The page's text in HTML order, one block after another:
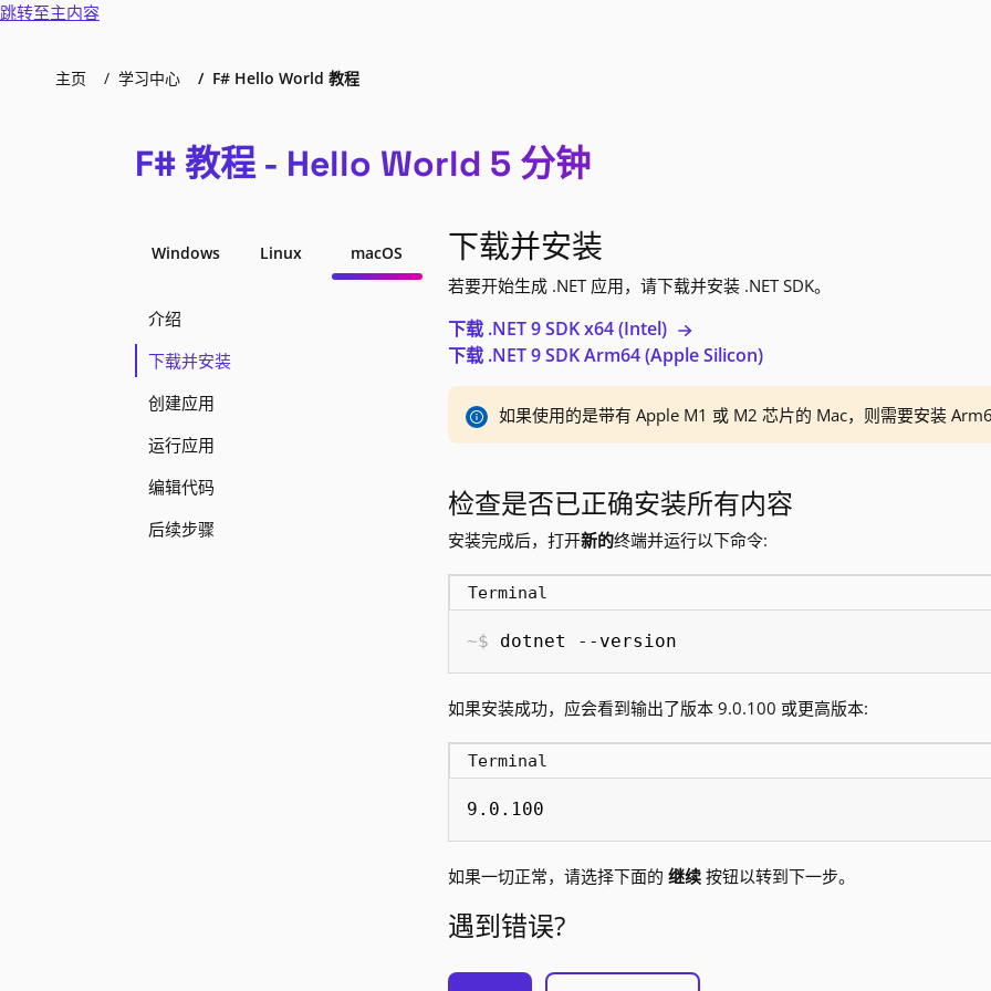
跳转至主内容
主页 学习中心 F# Hello World 教程
F# 教程 - Hello World 5 分钟
Windows Linux macOS
介绍
下载并安装
创建应用
运行应用
编辑代码
后续步骤
下载并安装
若要开始生成 .NET 应用，请下载并安装 .NET SDK。
下载 .NET 9 SDK x64 (Intel)
下载 .NET 9 SDK Arm64 (Apple Silicon)
如果使用的是带有 Apple M1 或 M2 芯片的 Mac，则需要安装
检查是否已正确安装所有内容
安装完成后，打开新的终端并运行以下命令:
Terminal
dotnet --version
如果安装成功，应会看到输出了版本 9.0.100 或更高版本:
Terminal
9.0.100
如果一切正常，请选择下面的 继续按钮以转到下一步。
遇到错误?